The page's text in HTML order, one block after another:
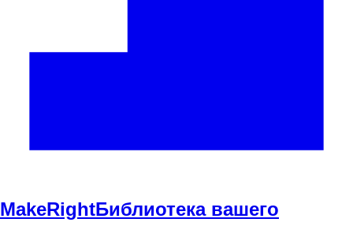
MakeRightБиблиотека вашего